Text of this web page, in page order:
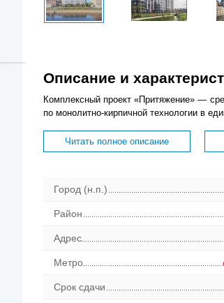
Описание и
Комплексный проект «Притяжение» —
по монолитно-кирпичной технологии в
Читать полное описание
Город (н.п.)
Район
Адрес
Метро
Срок сдачи